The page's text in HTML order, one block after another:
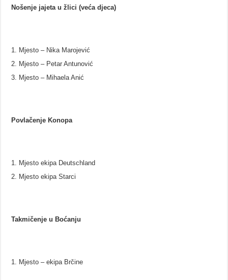
Nošenje jajeta u žlici (veća djeca)
Mjesto – Nika Marojević
Mjesto – Petar Antunović
Mjesto – Mihaela Anić
Povlačenje Konopa
Mjesto ekipa Deutschland
Mjesto ekipa Starci
Takmičenje u Boćanju
Mjesto – ekipa Brčine